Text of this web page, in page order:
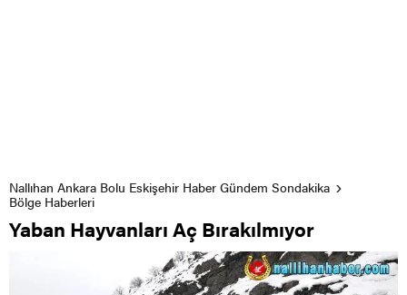
Nallıhan Ankara Bolu Eskişehir Haber Gündem Sondakika
Bölge Haberleri
Yaban Hayvanları Aç Bırakılmıyor